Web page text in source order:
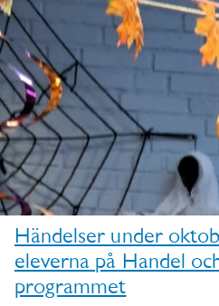
Händelser under
eleverna på Handel
programmet